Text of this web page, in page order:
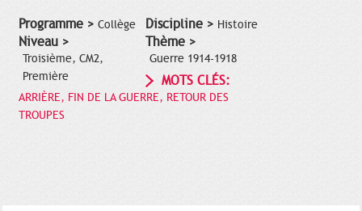
Programme > Collège
Niveau >
Troisième, CM2,
Première
Discipline > Histoire
Thème >
Guerre 1914-1918
MOTS CLÉS:
ARRIÈRE, FIN DE LA GUERRE, RETOUR DES
TROUPES